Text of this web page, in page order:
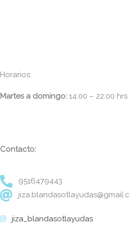
Horarios:
Martes a domingo:14:00 – 22:00 hrs
Contacto:
9516479443
jiza_blandasotlayudas